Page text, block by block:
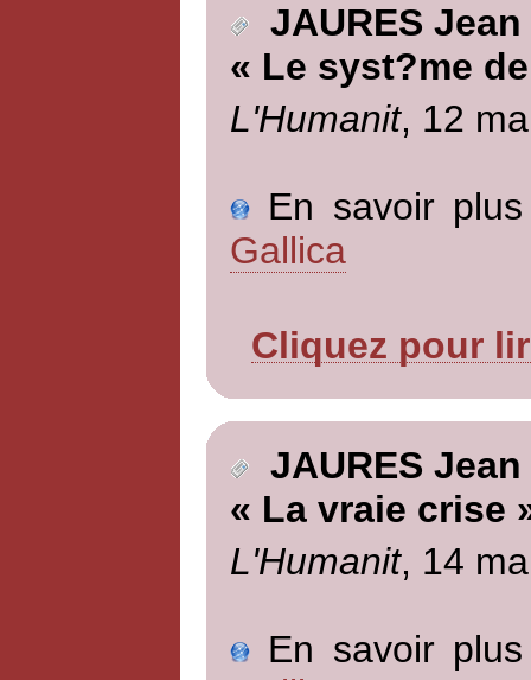
JAURES Jean
« Le syst?me
L'Humanit, 12
En savoir
Gallica
Cliquez pour
JAURES Jean
« La vraie crise
L'Humanit, 14
En savoir